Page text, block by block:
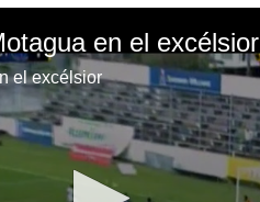
en el excélsior
el excélsior